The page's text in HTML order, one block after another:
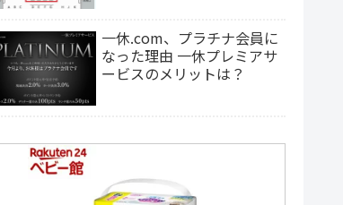
一休.com、プラチナ会員に
なった理由 一休プレミアサ
ービスのメリットは？